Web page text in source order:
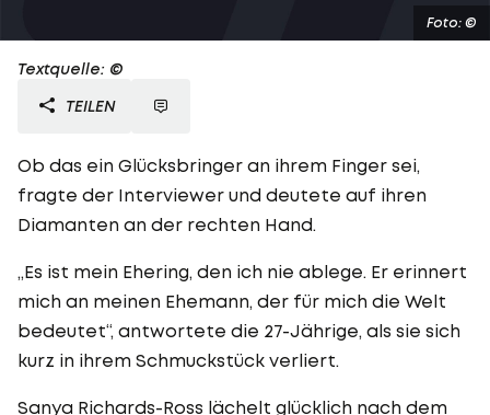
Foto: ©
Textquelle: ©
TEILEN
Ob das ein Glücksbringer an ihrem Finger sei,
fragte der Interviewer und deutete auf ihren
Diamanten an der rechten Hand.
„Es ist mein Ehering, den ich nie ablege. Er erinnert
mich an meinen Ehemann, der für mich die Welt
bedeutet“, antwortete die 27-Jährige, als sie sich
kurz in ihrem Schmuckstück verliert.
Sanya Richards-Ross lächelt glücklich nach dem